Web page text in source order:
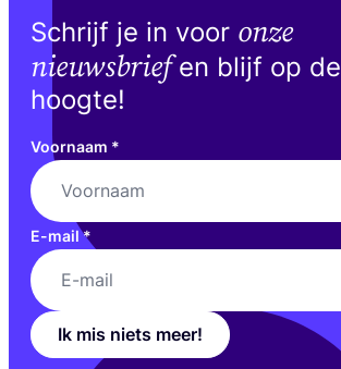
Schrijf je in voor onze
nieuwsbriefen blijf op de
hoogte!
Voornaam *
E-mail*
Ik mis niets meer!